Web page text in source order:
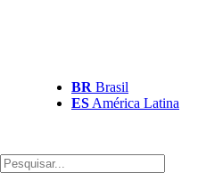
BR Brasil
ES América Latina